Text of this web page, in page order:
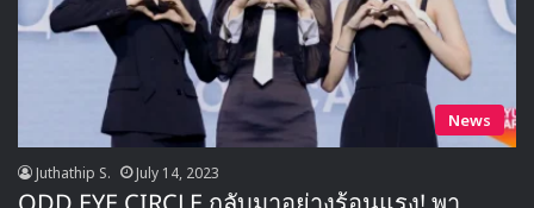
News
Juthathip S. July 14, 2023